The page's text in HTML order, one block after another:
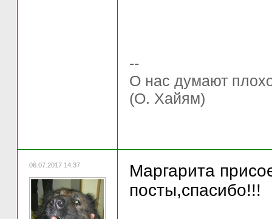
--
О нас думают
(О. Хайям)
06.07.2017 14:37
Маргарита
посты,спасибо!!!